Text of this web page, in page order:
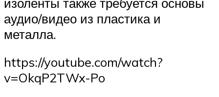
аудио/видео из пластика и
металла.
https://youtube.com/watch?
v=OkqP2TWx-Po